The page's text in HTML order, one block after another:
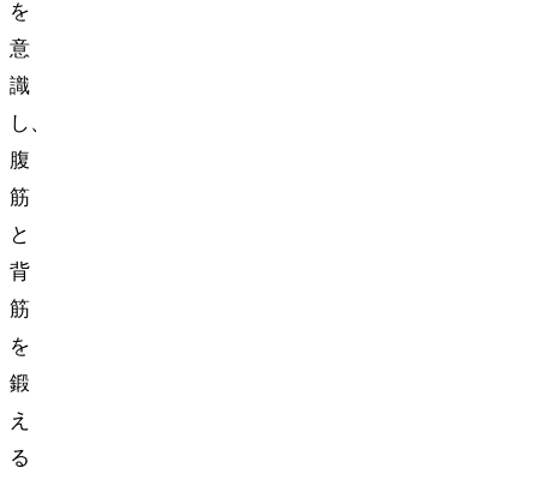
を
意
識
し、
腹
筋
と
背
筋
を
鍛
え
る